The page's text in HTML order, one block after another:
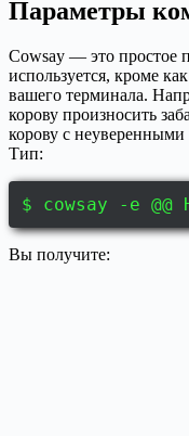
Параметры
Cowsay — это простое
используется, кроме
вашего терминала.
корову произносить
корову с неуверенными
Тип:
$ cowsay -e @@
Вы получите: